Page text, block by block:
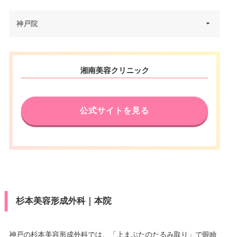
電話番号 0120-021-883
アクセス 阪急三宮駅西口 徒歩5分
済
VISA/Master/JCB/American Ex
神戸院
住所
兵庫県神戸市中央区御幸通6丁目
1番10号オリックス神戸三宮ビル
0120-832-900
アクセス JR三ノ宮駅 徒歩7分
休診日 不定休
済
ヨタTS3/楽天カード/MUFG(UF
J)/UC/Discover/オリコ/アプラス/
医療ロー
湘南美容クリニック
公式サイトを見る
杉本美容形成外科｜本院
神戸の杉本美容形成外科では、「上まぶたのたるみ取り」で眼瞼